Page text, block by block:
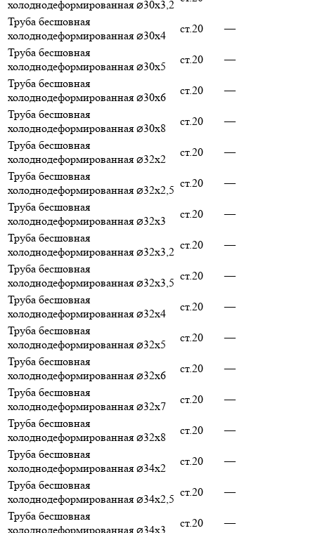
холоднодеформированная ⌀30х3,2
Труба бесшовная
холоднодеформированная ⌀30х4
ст.20
—
Труба бесшовная
холоднодеформированная ⌀30х5
ст.20
—
Труба бесшовная
холоднодеформированная ⌀30х6
ст.20
—
Труба бесшовная
холоднодеформированная ⌀30х8
ст.20
—
Труба бесшовная
холоднодеформированная ⌀32х2
ст.20
—
Труба бесшовная
холоднодеформированная ⌀32х2,5
ст.20
—
Труба бесшовная
холоднодеформированная ⌀32х3
ст.20
—
Труба бесшовная
холоднодеформированная ⌀32х3,2
ст.20
—
Труба бесшовная
холоднодеформированная ⌀32х3,5
ст.20
—
Труба бесшовная
холоднодеформированная ⌀32х4
ст.20
—
Труба бесшовная
холоднодеформированная ⌀32х5
ст.20
—
Труба бесшовная
холоднодеформированная ⌀32х6
ст.20
—
Труба бесшовная
холоднодеформированная ⌀32х7
ст.20
—
Труба бесшовная
холоднодеформированная ⌀32х8
ст.20
—
Труба бесшовная
холоднодеформированная ⌀34х2
ст.20
—
Труба бесшовная
холоднодеформированная ⌀34х2,5
ст.20
—
Труба бесшовная
холоднодеформированная ⌀34х3
ст.20
—